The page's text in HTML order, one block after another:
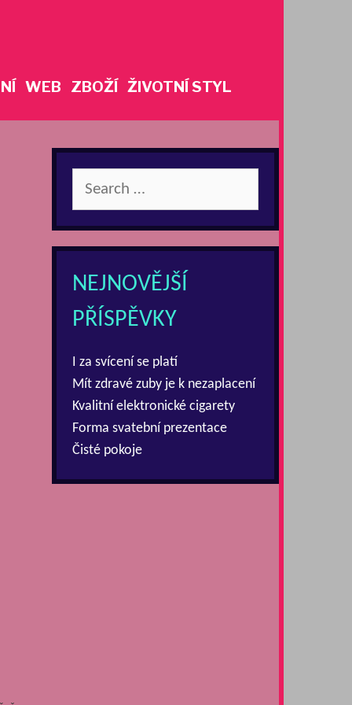
WEB ZBOŽÍ ŽIVOTNÍ STYL
for:
NEJNOVĚJŠÍ
PŘÍSPĚVKY
I za svícení se platí
Mít zdravé zuby je k nezaplacení
Kvalitní elektronické cigarety
Forma svatební prezentace
Čisté pokoje